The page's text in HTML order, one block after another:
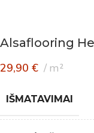
Alsaflooring
29,90 € m²
IŠMATAVIMAI